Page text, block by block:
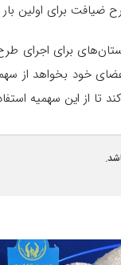
ضیافت برای اولین
برای اجرای
خود بخواهد از
تا از این سهمیه